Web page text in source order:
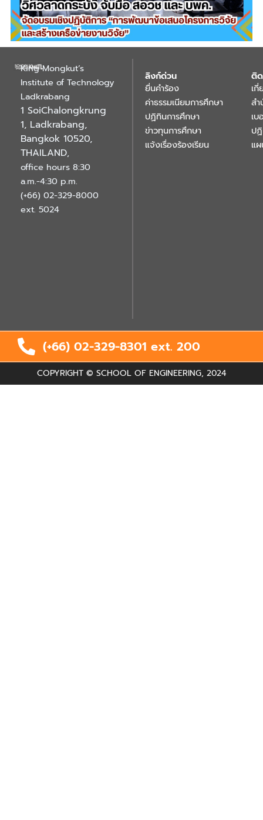
King Mongkut’s
Institute of Technology
Ladkrabang
1 SoiChalongkrung
1, Ladkrabang,
Bangkok 10520,
THAILAND,
office hours 8:30
a.m.-4:30 p.m.
(+66) 02-329-8000
ext. 5024
ลิงก์ด่วน
ยื่นคำร้อง
ค่าธรรมเนียมการศึกษา
ปฏิทินการศึกษา
ข่าวทุนการศึกษา
แจ้งเรื่องร้องเรียน
ติ
เกี่
ส
เ
ป
แ
(+66) 02-329-8301 ext. 200
COPYRIGHT © SCHOOL OF ENGINEERING, 2024